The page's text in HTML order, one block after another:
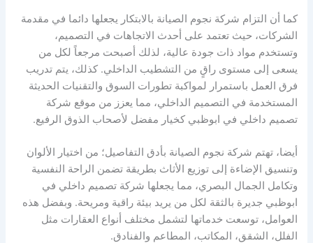
كما أن التزام شركة نجوم الصيانة بالابتكار يجعلها دائما في مقدمة
الشركات، حيث تعتمد على أحدث الاتجاهات في التصميم،
وتستخدم مواد ذات جودة عالية، لذلك أصبحت مرجعاً لكل من
يسعى إلى مستوى راقٍ من التشطيب الداخلي. كذلك، يتم تدريب
فرق العمل باستمرار لمواكبة تطورات السوق والتقنيات الحديثة
المستخدمة في التصميم الداخلي، مما يعزز من موقع شركة
تصميم داخلي في ابوظبي كخيار مفضل لأصحاب الذوق الرفيع.
أيضا، تهتم شركة نجوم الصيانة بأدق التفاصيل؛ من اختيار الألوان
وتنسيق الإضاءة إلى توزيع الأثاث بطريقة تضمن الراحة النفسية
وتكامل الجمال البصري، مما يجعلها شركة تصميم داخلي في
ابوظبي جديرة بالثقة لكل من يريد بيئة راقية ومريحة. وبفضل هذه
العوامل، توسعت خدماتها لتشمل مختلف أنواع العقارات مثل
الفلل، الشقق، المكاتب، المطاعم والفنادق.